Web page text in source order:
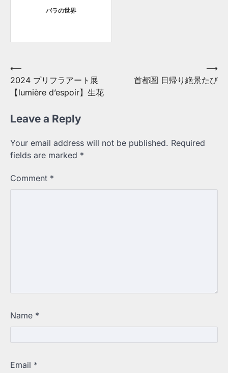
バラの世界
Post
navigation
⟵
2024 プリフラアート展
【lumière d’espoir】生花
首都圏 日帰り絶景たび
⟶
Leave a Reply
Your email address will not be published. Required
fields are marked *
Comment *
Name *
Email *